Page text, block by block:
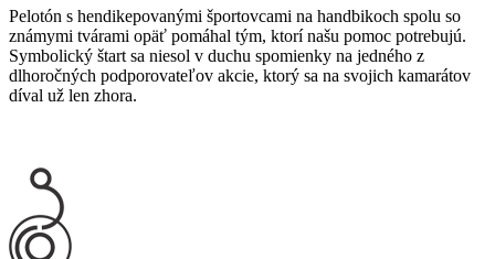
Pelotón s hendikepovanými športovcami na handbikoch spolu so
známymi tvárami opäť pomáhal tým, ktorí našu pomoc potrebujú.
Symbolický štart sa niesol v duchu spomienky na jedného z
dlhoročných podporovateľov akcie, ktorý sa na svojich kamarátov
díval už len zhora.